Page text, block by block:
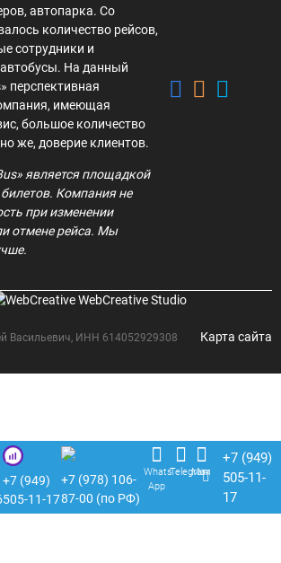
автопарка. Со
количество рейсов,
сотрудники и
На данный
перспективная
имеющая
большое количество
же, доверие клиентов.
является площадкой
Компания не
при изменении
отмене рейса. Мы
WebCreative Studio
Васильевич, ИНН 614052929308 Карта сайта
+7 (949)
505-11-17
+7 (978) 106-
87-00 (по РФ)
Whats
App
Telegram
Max
+7 (949)
505-11-
17